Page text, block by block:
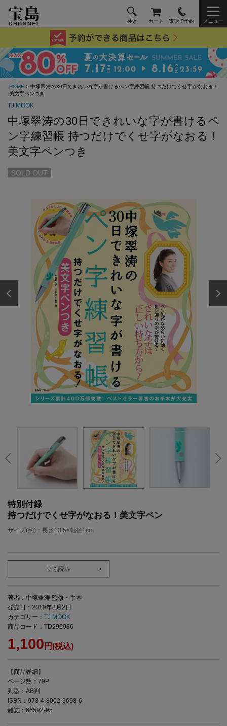
検索 カート 電話で予約 メニュー
HOME > 中塚翠涛の30日できれいな字が書けるペン字練習帳 持つだけでくせ字がなおる！
美文字ペンつき
TJ MOOK
中塚翠涛の30日できれいな字が書けるペ
ン字練習帳 持つだけでくせ字がなおる！
美文字ペンつき
SOLD OUT
特別付録
持つだけでくせ字がなおる！美文字ペン
サイズ(約)：長さ13.5×軸径1cm
立ち読み
著者：中塚翠涛 監修・手本
発売日：2019年8月2日
カテゴリー： TJ MOOK
商品コード：TD296986
1,100 円(税込)
【商品詳細】
ページ数：79P
判型：AB判
ISBN：978-4-8002-9698-6
雑誌：66592-95